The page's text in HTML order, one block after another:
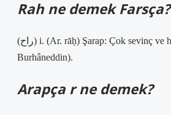
Rah ne demek Farsça?
(ﺭﺍﺡ) i. (Ar. rāḥ) Şarap: Çok sevinç ve haz verir (Kadı
Burhâneddin).
Arapça r ne demek?